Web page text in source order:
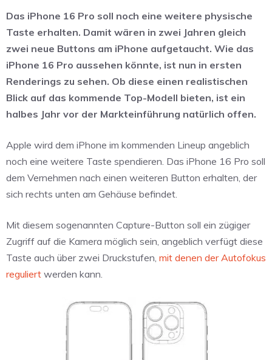
Das iPhone 16 Pro soll noch eine weitere physische
Taste erhalten. Damit wären in zwei Jahren gleich
zwei neue Buttons am iPhone aufgetaucht. Wie das
iPhone 16 Pro aussehen könnte, ist nun in ersten
Renderings zu sehen. Ob diese einen realistischen
Blick auf das kommende Top-Modell bieten, ist ein
halbes Jahr vor der Markteinführung natürlich offen.
Apple wird dem iPhone im kommenden Lineup angeblich
noch eine weitere Taste spendieren. Das iPhone 16 Pro soll
dem Vernehmen nach einen weiteren Button erhalten, der
sich rechts unten am Gehäuse befindet.
Mit diesem sogenannten Capture-Button soll ein zügiger
Zugriff auf die Kamera möglich sein, angeblich verfügt diese
Taste auch über zwei Druckstufen, mit denen der Autofokus
reguliert werden kann.